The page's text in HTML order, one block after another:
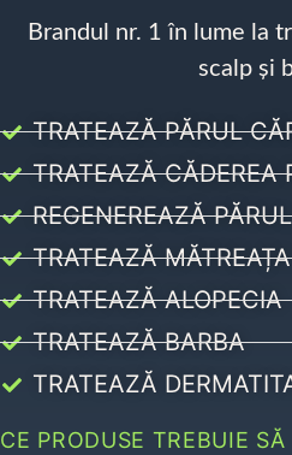
Brandul nr. 1 în lume la
scalp și
TRATEAZĂ PĂRUL
TRATEAZĂ CĂDEREA
REGENEREAZĂ PĂRUL
TRATEAZĂ MĂTREAȚA
TRATEAZĂ ALOPECIA
TRATEAZĂ BARBA
TRATEAZĂ
CE PRODUSE TREBUIE